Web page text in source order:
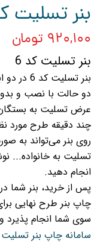
بنر تسلیت
۹۲۰,۱۰۰ تومان
بنر تسلیت کد 6
دو حالت با نصب و
عرض تسلیت به
چند دقیقه طرح مورد
روی بنر می‌تواند به
تسلیت به خانواده...
انجام دهید.
پس از خرید، بنر شما
چاپ بنر طرح نهایی
سوی شما انجام
سامانه چاپ بنر